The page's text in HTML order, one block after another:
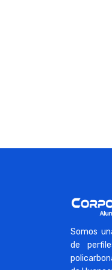
Somos
de